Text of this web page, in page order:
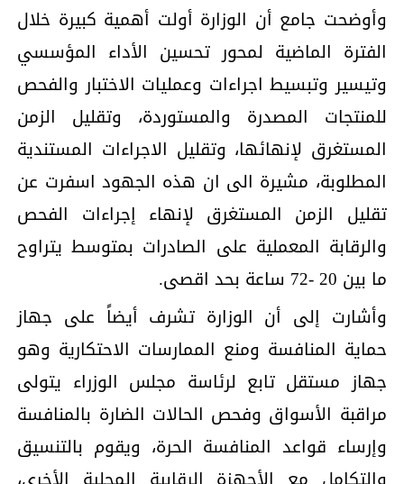
وأوضحت جامع أن الوزارة أولت أهمية كبيرة خلال
الفترة الماضية لمحور تحسين الأداء المؤسسي
وتيسير وتبسيط اجراءات وعمليات الاختبار والفحص
للمنتجات المصدرة والمستوردة، وتقليل الزمن
المستغرق لإنهائها، وتقليل الاجراءات المستندية
المطلوبة، مشيرة الى ان هذه الجهود اسفرت عن
تقليل الزمن المستغرق لإنهاء إجراءات الفحص
والرقابة المعملية على الصادرات بمتوسط يتراوح
ما بين 20 -72 ساعة بحد اقصى.
وأشارت إلى أن الوزارة تشرف أيضاً على جهاز
حماية المنافسة ومنع الممارسات الاحتكارية وهو
جهاز مستقل تابع لرئاسة مجلس الوزراء يتولى
مراقبة الأسواق وفحص الحالات الضارة بالمنافسة
وإرساء قواعد المنافسة الحرة، ويقوم بالتنسيق